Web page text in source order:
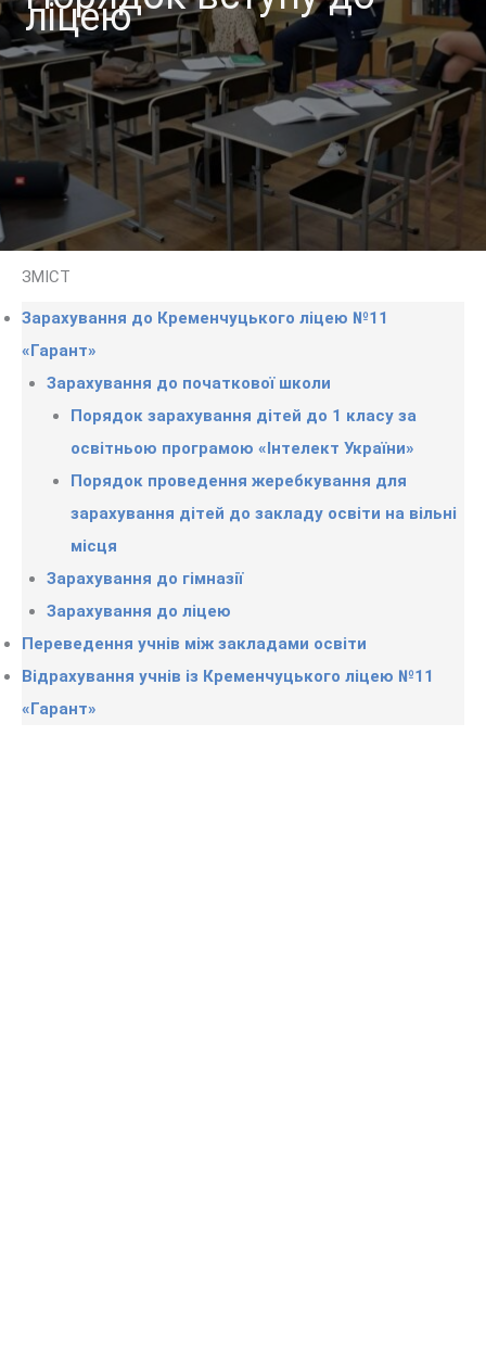
ліцею
ЗМІСТ
Зарахування до Кременчуцького ліцею №11
«Гарант»
Зарахування до початкової школи
Порядок зарахування дітей до 1 класу за
освітньою програмою «Інтелект України»
Порядок проведення жеребкування для
зарахування дітей до закладу освіти на вільні
місця
Зарахування до гімназії
Зарахування до ліцею
Переведення учнів між закладами освіти
Відрахування учнів із Кременчуцького ліцею №11
«Гарант»